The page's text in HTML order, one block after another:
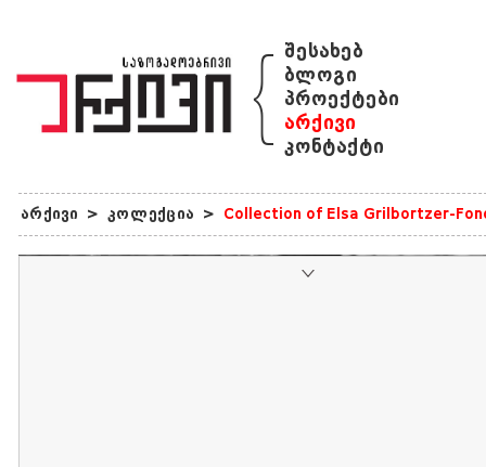
{ შესახებ
ბლოგი
პროექტები
არქივი
კონტაქტი
არქივი > კოლექცია > Collection of Elsa Grilbortzer-